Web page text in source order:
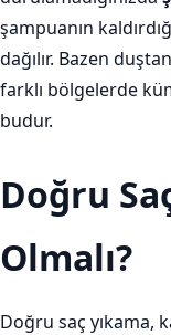
şampuanın
dağılır. Bazen
farklı bölgelerde
budur.
Doğru
Olmalı?
Doğru saç yıkama,